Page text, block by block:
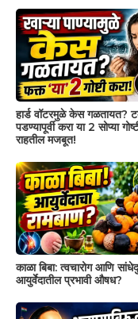
हार्ड वॉटरमुळे केस गळतायत?
पडण्यापूर्वी करा या 2 सोप्या
राहतील मजबूत!
काळा बिबा: त्वचारोग आणि
आयुर्वेदातील प्रभावी औषध?